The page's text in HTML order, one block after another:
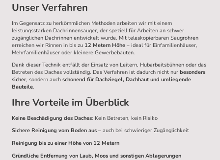
Unser Verfahren
Im Gegensatz zu herkömmlichen Methoden arbeiten wir mit einem
leistungsstarken Dachrinnensauger, der speziell für Arbeiten an schwer
zugänglichen Dachrinnen entwickelt wurde. Mit teleskopierbaren Saugrohren
erreichen wir Rinnen in bis zu 12 Metern Höhe – ideal für Einfamilienhäuser,
Mehrfamilienhäuser oder kleinere Gewerbebauten.
Dank dieser Technik entfällt der Einsatz von Leitern, Hubarbeitsbühnen oder das
Betreten des Daches vollständig. Das Verfahren ist dadurch nicht nur besonders
sicher, sondern auch schonend für Dachziegel, Dachhaut und umliegende
Bauteile.
Ihre Vorteile im Überblick
Keine Beschädigung des Daches: Kein Betreten, kein Risiko
Sichere Reinigung vom Boden aus – auch bei schwieriger Zugänglichkeit
Reinigung bis zu einer Höhe von 12 Metern
Gründliche Entfernung von Laub, Moos und sonstigen Ablagerungen